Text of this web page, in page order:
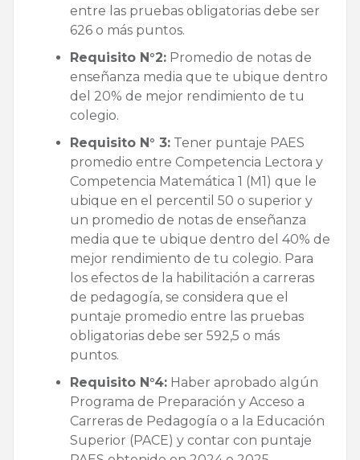
entre las pruebas obligatorias debe ser
626 o más puntos.
Requisito N°2: Promedio de notas de
enseñanza media que te ubique dentro
del 20% de mejor rendimiento de tu
colegio.
Requisito N° 3: Tener puntaje PAES
promedio entre Competencia Lectora y
Competencia Matemática 1 (M1) que le
ubique en el percentil 50 o superior y
un promedio de notas de enseñanza
media que te ubique dentro del 40% de
mejor rendimiento de tu colegio. Para
los efectos de la habilitación a carreras
de pedagogía, se considera que el
puntaje promedio entre las pruebas
obligatorias debe ser 592,5 o más
puntos.
Requisito N°4: Haber aprobado algún
Programa de Preparación y Acceso a
Carreras de Pedagogía o a la Educación
Superior (PACE) y contar con puntaje